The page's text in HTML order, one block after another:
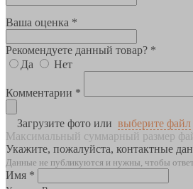
Ваша оценка *
Рекомендуете данный товар? *
Да
Нет
Комментарии *
Загрузите фото или выберите файл
Максимальный суммарный размер
Укажите, пожалуйста, контактные
Данные не публикуются и нужны, чтобы
Имя *